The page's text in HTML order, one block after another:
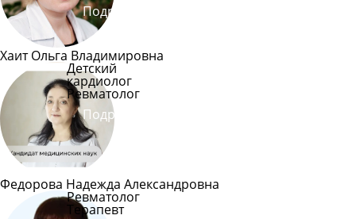
Подробнее
Хаит Ольга Владимировна
Детский
кардиолог
Ревматолог
Подробнее
Федорова Надежда Александровна
Ревматолог
Терапевт